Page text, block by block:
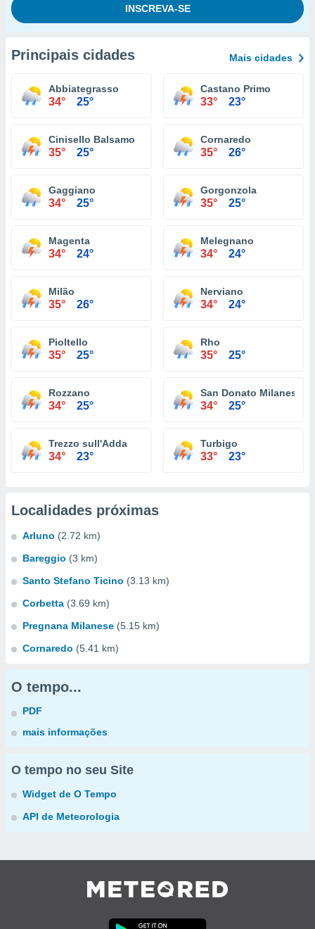
Principais cidades Mais cidades
Abbiategrasso
34° 25°
Castano Primo
33° 23°
Cinisello Balsamo
35° 25°
Cornaredo
35° 26°
Gaggiano
34° 25°
Gorgonzola
35° 25°
Magenta
34° 24°
Melegnano
34° 24°
Milão
35° 26°
Nerviano
34° 24°
Pioltello
35° 25°
Rho
35° 25°
Rozzano
34° 25°
San Donato Milanese
34° 25°
Trezzo sull'Adda
34° 23°
Turbigo
33° 23°
Localidades próximas
Arluno (2.72 km)
Bareggio (3 km)
Santo Stefano Ticino (3.13 km)
Corbetta (3.69 km)
Pregnana Milanese (5.15 km)
Cornaredo (5.41 km)
O tempo...
PDF
mais informações
O tempo no seu Site
Widget de O Tempo
API de Meteorologia